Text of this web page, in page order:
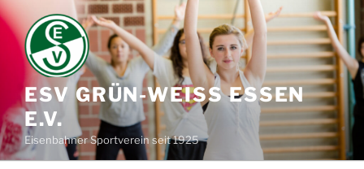
Zum
Inhalt
springen
ESV GRÜN-WEISS ESSEN E
.V.
Eisenbahner Sportverein seit 1925